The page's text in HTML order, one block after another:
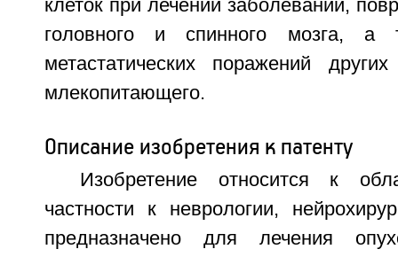
клеток при лечении заболеваний,
головного и спинного мозга, а
метастатических поражений
млекопитающего.
Описание изобретения к патенту
Изобретение относится к
частности к неврологии,
предназначено для лечения